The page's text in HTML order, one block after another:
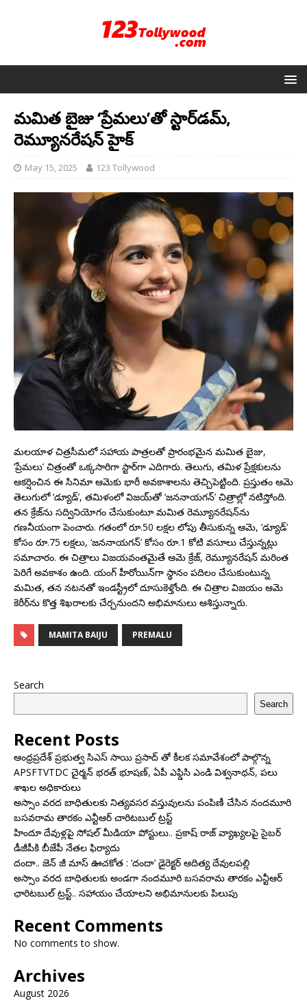
మమిత బైజు ‘ప్రేమలు’తో స్టార్‌డమ్,
రెమ్యూనరేషన్ హైక్
May 15, 2025 123 Tollywood
మలయాళ చిత్రసీమలో సహాయ పాత్రలతో ప్రారంభమైన మమిత బైజు,
‘ప్రేమలు’ చిత్రంతో ఒక్కసారిగా స్టార్‌గా ఎదిగారు. తెలుగు, తమిళ ప్రేక్షకులను
ఆకర్షించిన ఈ సినిమా ఆమెకు భారీ అవకాశాలను తెచ్చిపెట్టింది. ప్రస్తుతం ఆమె
తెలుగులో ‘డ్యూడ్’, తమిళంలో విజయ్‌తో ‘జననాయగన్’ చిత్రాల్లో నటిస్తోంది.
తన క్రేజ్‌ను సద్వినియోగం చేసుకుంటూ మమిత రెమ్యూనరేషన్‌ను
గణనీయంగా పెంచారు. గతంలో రూ.50 లక్షల లోపు తీసుకున్న ఆమె, ‘డ్యూడ్’
కోసం రూ.75 లక్షలు, ‘జననాయగన్’ కోసం రూ.1 కోటి వసూలు చేస్తున్నట్లు
సమాచారం. ఈ చిత్రాలు విజయవంతమైతే ఆమె క్రేజ్, రెమ్యూనరేషన్ మరింత
పెరిగే అవకాశం ఉంది. యంగ్ హీరోయిన్‌గా స్థానం పదిలం చేసుకుంటున్న
మమిత, తన నటనతో ఇండస్ట్రీలో దూసుకెళ్తోంది. ఈ చిత్రాల విజయం ఆమె
కెరీర్‌ను కొత్త శిఖరాలకు చేర్చనుందని అభిమానులు ఆశిస్తున్నారు.
MAMITA BAIJU PREMALU
Search
Search
Recent Posts
ఆంధ్రప్రదేశ్ ప్రభుత్వ సిఎస్ సాయి ప్రసాద్ తో కీలక సమావేశంలో పాల్గొన్న
APSFTVTDC చైర్మన్ భరత్ భూషణ్, ఏపీ ఎఫ్డిసి ఎండి విశ్వనాథన్, పలు
శాఖల అధికారులు
అస్సాం వరద బాధితులకు నిత్యవసర వస్తువులను పంపిణీ చేసిన నందమూరి
బసవరామ తారకం ఎన్టీఆర్ చారిటబుల్ ట్రస్ట్
హిందూ దేవుళ్లపై సోషల్ మీడియా పోస్టులు.. ప్రకాష్ రాజ్ వ్యాఖ్యలపై సైబర్
డీజీపీకి బీజేపీ నేతల ఫిర్యాదు
దందా.. జెన్ జీ మాస్ ఊచకోత : ‘దందా’ డైరెక్ట‌ర్ ఆదిత్య దేవులపల్లి
అస్సాం వరద బాధితులకు అండగా నందమూరి బసవరామ తారకం ఎన్టీఆర్
ఛారిటబుల్ ట్రస్ట్.. సహాయం చేయాలని అభిమానులకు పిలుపు
Recent Comments
No comments to show.
Archives
August 2026